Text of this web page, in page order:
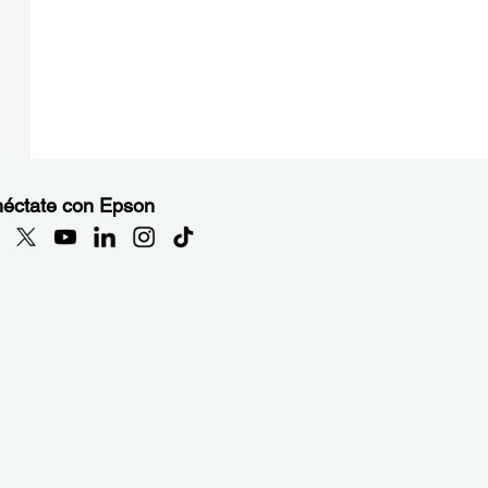
con Epson